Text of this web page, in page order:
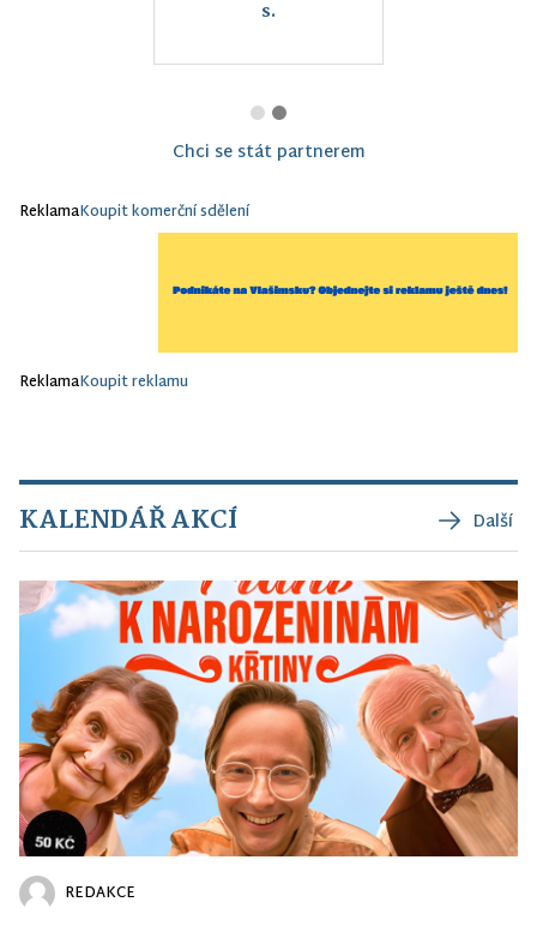
s.
Chci se stát partnerem
ReklamaKoupit komerční sdělení
ReklamaKoupit reklamu
KALENDÁŘ AKCÍ Další
REDAKCE